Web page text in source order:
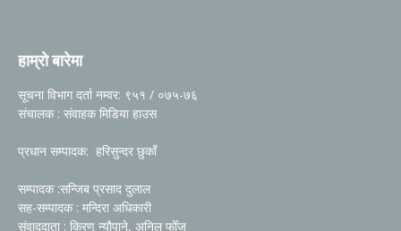
हाम्रो बारेमा
सूचना विभाग दर्ता नम्वर: ९५१ / ०७५-७६
संचालक : संवाहक मिडिया हाउस
प्रधान सम्पादक: हरिसुन्दर छुकाँ
सम्पादक :सन्जिब प्रसाद दुलाल
सह-सम्पादक : मन्दिरा अधिकारी
संवाददाता : किरण न्यौपाने, अनिल फोँजू